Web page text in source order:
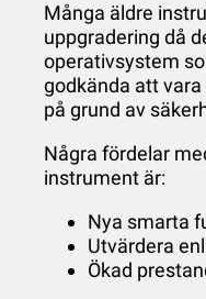
Många äldre
uppgradering då
operativsystem
godkända att
på grund av
Några fördelar
instrument är:
Nya smarta
Utvärdera
Ökad